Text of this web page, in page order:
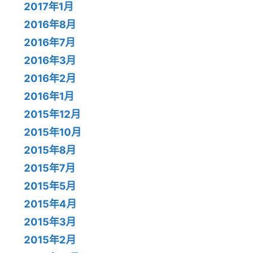
2017年1月
2016年8月
2016年7月
2016年3月
2016年2月
2016年1月
2015年12月
2015年10月
2015年8月
2015年7月
2015年5月
2015年4月
2015年3月
2015年2月